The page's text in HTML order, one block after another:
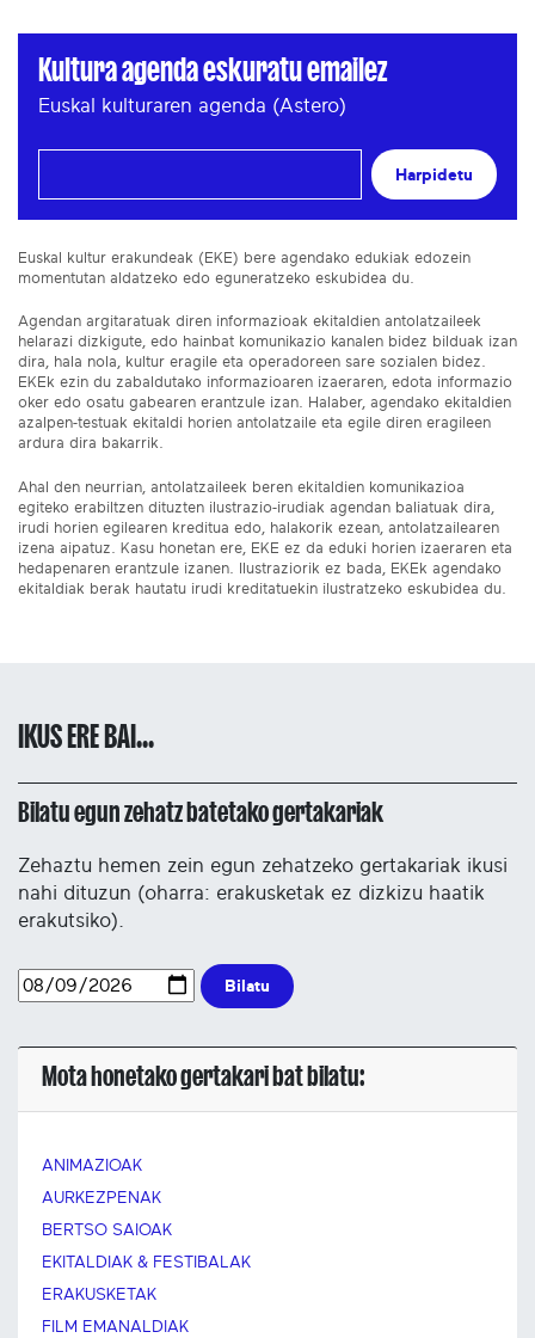
Kultura agenda eskuratu emailez
Euskal kulturaren agenda (Astero)
Harpidetu
Euskal kultur erakundeak (EKE) bere agendako edukiak edozein
momentutan aldatzeko edo eguneratzeko eskubidea du.
Agendan argitaratuak diren informazioak ekitaldien antolatzaileek
helarazi dizkigute, edo hainbat komunikazio kanalen bidez bilduak izan
dira, hala nola, kultur eragile eta operadoreen sare sozialen bidez.
EKEk ezin du zabaldutako informazioaren izaeraren, edota informazio
oker edo osatu gabearen erantzule izan. Halaber, agendako ekitaldien
azalpen-testuak ekitaldi horien antolatzaile eta egile diren eragileen
ardura dira bakarrik.
Ahal den neurrian, antolatzaileek beren ekitaldien komunikazioa
egiteko erabiltzen dituzten ilustrazio-irudiak agendan baliatuak dira,
irudi horien egilearen kreditua edo, halakorik ezean, antolatzailearen
izena aipatuz. Kasu honetan ere, EKE ez da eduki horien izaeraren eta
hedapenaren erantzule izanen. Ilustraziorik ez bada, EKEk agendako
ekitaldiak berak hautatu irudi kreditatuekin ilustratzeko eskubidea du.
IKUS ERE BAI...
Bilatu egun zehatz batetako gertakariak
Zehaztu hemen zein egun zehatzeko gertakariak ikusi
nahi dituzun (oharra: erakusketak ez dizkizu haatik
erakutsiko).
Bilatu
Mota honetako gertakari bat bilatu:
ANIMAZIOAK
AURKEZPENAK
BERTSO SAIOAK
EKITALDIAK & FESTIBALAK
ERAKUSKETAK
FILM EMANALDIAK